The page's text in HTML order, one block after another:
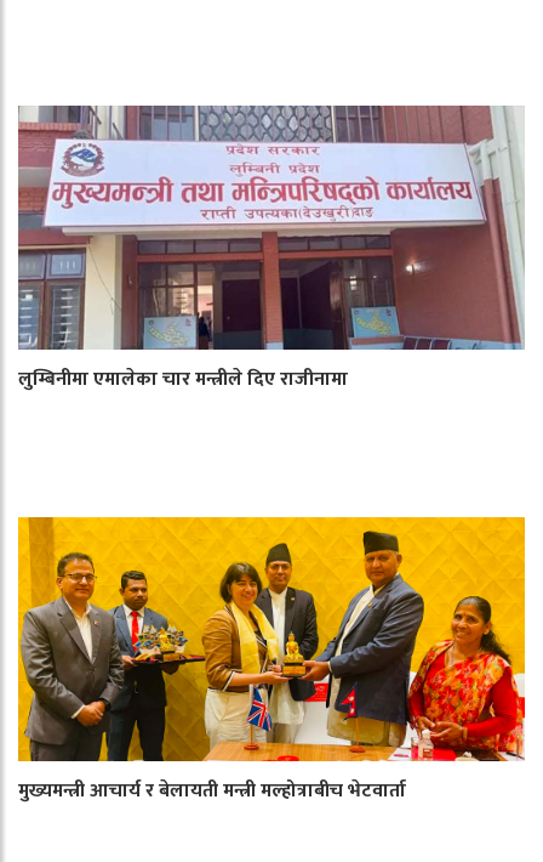
लुम्बिनीमा एमालेका चार मन्त्रीले दिए राजीनामा
मुख्यमन्त्री आचार्य र बेलायती मन्त्री मल्होत्राबीच भेटवार्ता